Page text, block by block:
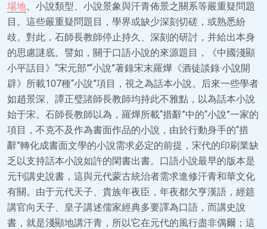
場地、小說類型、小說景象與汗青佈景之關系等嚴重疑問題
目。這些嚴重疑問題目，學界或缺少深刻切磋，或熟悉紛
歧。對此，石師長教師停止持久、深刻的研討，并給出本身
的思慮謎底。譬如，關于口語小說的來源題目，《中國淺顯
小平話目》“宋元部”“小說”著錄宋末羅燁《酒徒談錄·小說開
辟》所載107種“小說”項目，視之為話本小說。后來一些學者
如趙景深、譚正璧諸師長教師均持此不雅點，以為話本小說
始于宋。石師長教師以為，羅燁所載“措辭”中的“小說”一家的
項目，不克不及作為書面作品的小說，由於行動身手的“措
辭”轉化成書面文學的小說需求必定的前提，宋代的印刷業缺
乏以支持話本小說如許的閑書出書。口語小說最早的版本是
元刊講史說書，這與元代蒙古統治者需求進修汗青和華文化
有關。由于元代天子、貴族年夜臣，年夜都欠亨漢語，經筵
講官向天子、皇子講述儒家經典多要譯為口語，而講史說
書，就是淺顯地講汗青，所以它在元代的風行盡非偶爾；這